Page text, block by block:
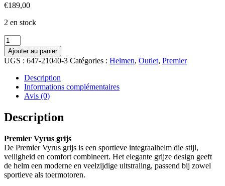
€189,00
2 en stock
quantité
de
Premier
VYRUS
Grijs
Ajouter au panier
UGS : 647-21040-3 Catégories : Helmen, Outlet, Premier
Description
Informations complémentaires
Avis (0)
Description
Premier Vyrus grijs
De Premier Vyrus grijs is een sportieve integraalhelm die stijl,
veiligheid en comfort combineert. Het elegante grijze design geeft
de helm een moderne en veelzijdige uitstraling, passend bij zowel
sportieve als toermotoren.